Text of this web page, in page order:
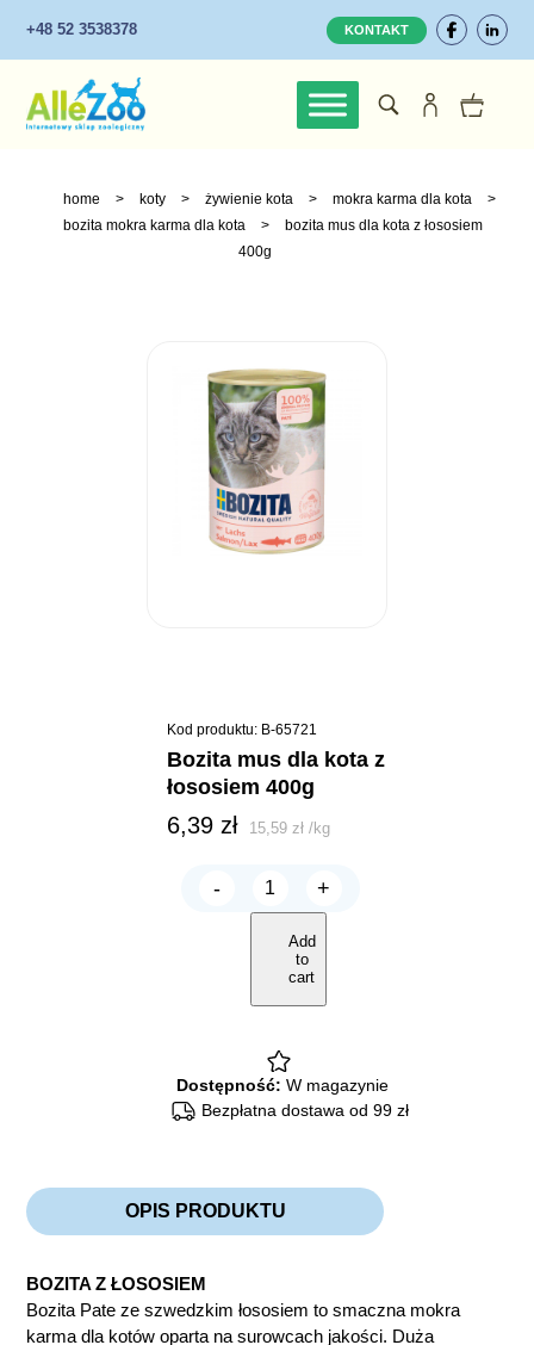
+48 52 3538378 KONTAKT
home > koty > żywienie kota > mokra karma dla kota
>
bozita mokra karma dla kota
>
bozita mus dla kota z łososiem
400g
Kod produktu: B-65721
bozita mus dla kota z
łososiem 400g
6,39 zł 15,59zł /kg
-
Bozita
mus
kota
Łososiem
400g
+
Add
to
cart
Dostępność: W magazynie
Bezpłatna dostawa od 99 zł
OPIS PRODUKTU
BOZITA Z ŁOSOSIEM
Bozita Pate ze szwedzkim łososiem to smaczna mokra
karma dla kotów oparta na surowcach jakości. Duża